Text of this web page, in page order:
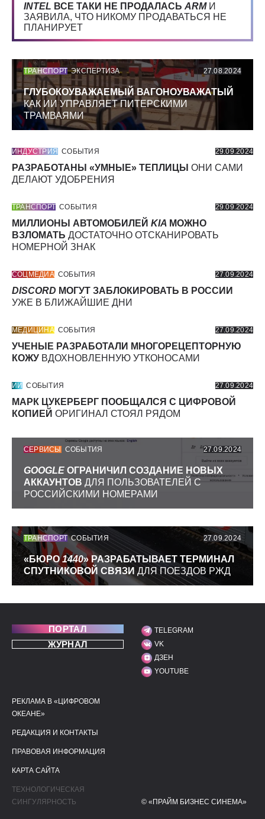
INTEL ВСЕ ТАКИ НЕ ПРОДАЛАСЬ ARMИ
ЗАЯВИЛА, ЧТО НИКОМУ ПРОДАВАТЬСЯ НЕ
ПЛАНИРУЕТ
ТРАНСПОРТ ЭКСПЕРТИЗА 27.08.2024
ГЛУБОКОУВАЖАЕМЫЙ ВАГОНОУВАЖАТЫЙ
КАК ИИ УПРАВЛЯЕТ ПИТЕРСКИМИ
ТРАМВАЯМИ
ИНДУСТРИЯ СОБЫТИЯ 29.09.2024
РАЗРАБОТАНЫ «УМНЫЕ» ТЕПЛИЦЫ ОНИ САМИ
ДЕЛАЮТ УДОБРЕНИЯ
ТРАНСПОРТ СОБЫТИЯ 29.09.2024
МИЛЛИОНЫ АВТОМОБИЛЕЙ KIA МОЖНО
ВЗЛОМАТЬ ДОСТАТОЧНО ОТСКАНИРОВАТЬ
НОМЕРНОЙ ЗНАК
СОЦМЕДИА СОБЫТИЯ 27.09.2024
DISCORD МОГУТ ЗАБЛОКИРОВАТЬ В РОССИИ
УЖЕ В БЛИЖАЙШИЕ ДНИ
МЕДИЦИНА СОБЫТИЯ 27.09.2024
УЧЕНЫЕ РАЗРАБОТАЛИ МНОГОРЕЦЕПТОРНУЮ
КОЖУ ВДОХНОВЛЕННУЮ УТКОНОСАМИ
ИИ СОБЫТИЯ 27.09.2024
МАРК ЦУКЕРБЕРГ ПООБЩАЛСЯ С ЦИФРОВОЙ
КОПИЕЙ ОРИГИНАЛ СТОЯЛ РЯДОМ
СЕРВИСЫ СОБЫТИЯ 27.09.2024
GOOGLE ОГРАНИЧИЛ СОЗДАНИЕ НОВЫХ
АККАУНТОВ ДЛЯ ПОЛЬЗОВАТЕЛЕЙ С
РОССИЙСКИМИ НОМЕРАМИ
ТРАНСПОРТ СОБЫТИЯ 27.09.2024
«БЮРО1440» РАЗРАБАТЫВАЕТ ТЕРМИНАЛ
СПУТНИКОВОЙ СВЯЗИ ДЛЯ ПОЕЗДОВ РЖД
ПОРТАЛ
ЖУРНАЛ
МЫ В СОЦИАЛЬНЫХ
TELEGRAM
VK
ДЗЕН
YOUTUBE
ПОЛЕЗНЫЕ ССЫЛКИ
РЕКЛАМА В «ЦИФРОВОМ
ОКЕАНЕ»
РЕДАКЦИЯ И КОНТАКТЫ
ПРАВОВАЯ ИНФОРМАЦИЯ
КАРТА САЙТА
ТЕХНОЛОГИЧЕСКАЯ
СИНГУЛЯРНОСТЬ
© «ПРАЙМ БИЗНЕС СИНЕМА»